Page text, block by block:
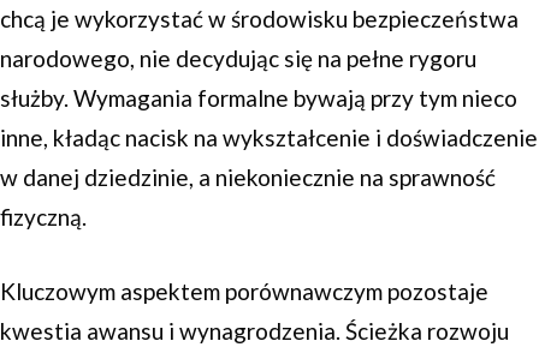
chcą je wykorzystać w środowisku bezpieczeństwa
narodowego, nie decydując się na pełne rygoru
służby. Wymagania formalne bywają przy tym nieco
inne, kładąc nacisk na wykształcenie i doświadczenie
w danej dziedzinie, a niekoniecznie na sprawność
fizyczną.
Kluczowym aspektem porównawczym pozostaje
kwestia awansu i wynagrodzenia. Ścieżka rozwoju